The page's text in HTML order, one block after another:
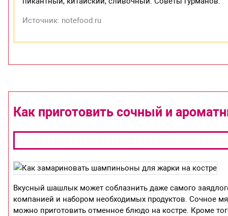
Источник: notefood.ru
Как приготовить сочный и
Вкусный шашлык может соблазнить даже самого
компанией и набором необходимых продуктов. Сочное
можно приготовить отменное блюдо на костре. Кроме